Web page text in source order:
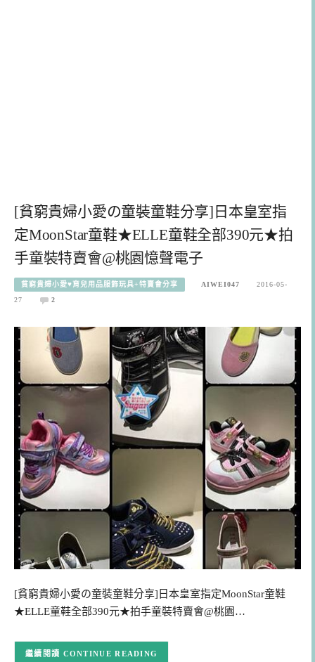
[貧窮貴婦小愛の童裝童鞋分享]日本皇室指
定MoonStar童鞋★ELLE童鞋全部390元★拍
手童裝特賣會@桃園憶聲電子
貧窮貴婦小愛♥育兒用品服飾玩具+特賣會分享 AIWEI047
2016-05-
27
2
[貧窮貴婦小愛の童裝童鞋分享]日本皇室指定MoonStar童鞋
★ELLE童鞋全部390元★拍手童裝特賣會@桃園…
CONTINUE READING